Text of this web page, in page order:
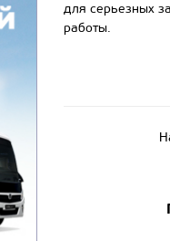
для серьезных
работы.